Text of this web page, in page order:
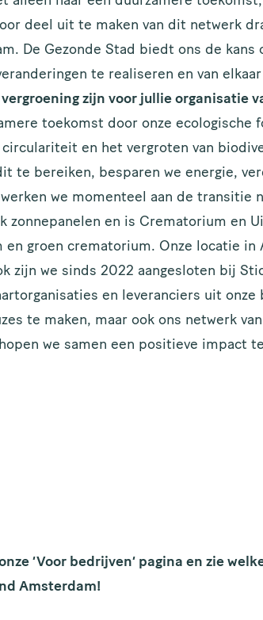
deel uit te maken van dit netwerk
De Gezonde Stad biedt ons de kans
te realiseren en van
zijn voor jullie organisatie
toekomst door onze ecologische
circulariteit en het vergroten van
te bereiken, besparen we energie,
we momenteel aan de transitie
zonnepanelen en is Crematorium en
groen crematorium. Onze locatie
zijn we sinds 2022 aangesloten bij
en leveranciers uit onze
te maken, maar ook ons netwerk
we samen een positieve impact
‘Voor bedrijven‘ pagina en zie
Amsterdam!